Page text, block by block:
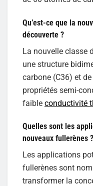
Qu’est-ce que la
découverte ?
La nouvelle classe
une structure
carbone (C36) et
propriétés semi-
faible conductivité
Quelles sont les
nouveaux fullerènes ?
Les applications
fullerènes sont
transformer la